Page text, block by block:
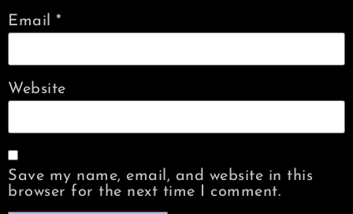
Email *
Website
Save my name, email, and website in this
browser for the next time I comment.